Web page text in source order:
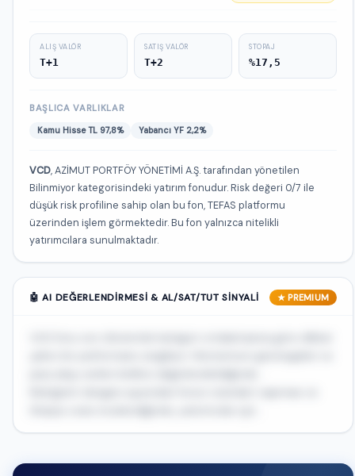
ALIŞ VALÖR
T+1
SATIŞ VALÖR
T+2
STOPAJ
%17,5
BAŞLICA VARLIKLAR
Kamu Hisse TL 97,8% Yabancı YF 2,2%
VCD, AZİMUT PORTFÖY YÖNETİMİ A.Ş. tarafından yönetilen
Bilinmiyor kategorisindeki yatırım fonudur. Risk değeri 0/7 ile
düşük risk profiline sahip olan bu fon, TEFAS platformu
üzerinden işlem görmektedir. Bu fon yalnızca nitelikli
yatırımcılara sunulmaktadır.
🤖 AI DEĞERLENDIRMESI & AL/SAT/TUT SINYALI ★ PREMIUM
🔒